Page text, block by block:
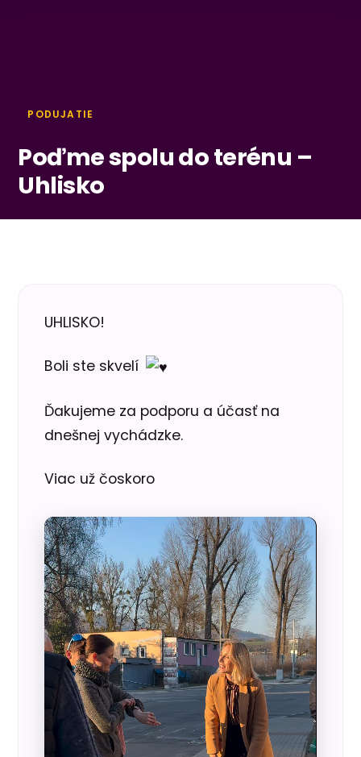
PODUJATIE
Poďme spolu do terénu –
Uhlisko
UHLISKO!
Boli ste skvelí
Ďakujeme za podporu a účasť na
dnešnej vychádzke.
Viac už čoskoro